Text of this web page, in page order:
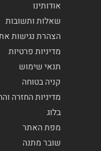
אודותינו
שאלות ותשובות
הצהרת נגישות
מדיניות פרטיות
תנאי שימוש
קניה בטוחה
מדיניות החזרה
בלוג
מפת האתר
שובר מתנה